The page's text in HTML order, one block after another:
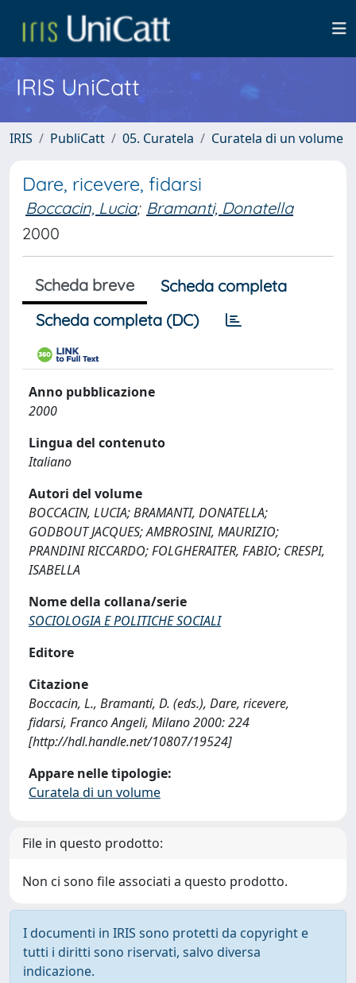
IRIS UniCatt
IRIS PubliCatt 05. Curatela Curatela di un volume
Dare, ricevere, fidarsi
Boccacin, Lucia; Bramanti, Donatella
2000
Scheda breve
Scheda completa
Scheda completa (DC)
Anno pubblicazione
2000
Lingua del contenuto
Italiano
Autori del volume
BOCCACIN, LUCIA; BRAMANTI, DONATELLA;
GODBOUT JACQUES; AMBROSINI, MAURIZIO;
PRANDINI RICCARDO; FOLGHERAITER, FABIO; CRESPI,
ISABELLA
Nome della collana/serie
SOCIOLOGIA E POLITICHE SOCIALI
Editore
Citazione
Boccacin, L., Bramanti, D. (eds.), Dare, ricevere,
fidarsi, Franco Angeli, Milano 2000: 224
[http://hdl.handle.net/10807/19524]
Appare nelle tipologie:
Curatela di un volume
File in questo prodotto:
Non ci sono file associati a questo prodotto.
I documenti in IRIS sono protetti da copyright e
tutti i diritti sono riservati, salvo diversa
indicazione.